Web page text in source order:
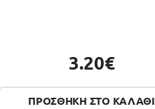
3.20€
ΠΡΟΣΘΗΚΗ ΣΤΟ ΚΑΛΑΘΙ